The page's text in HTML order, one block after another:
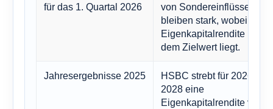
für das 1. Quartal 2026
von Sondereinflüssen
bleiben stark, wobei die
Eigenkapitalrendite über
dem Zielwert liegt.
Jahresergebnisse 2025
HSBC strebt für 2026-
2028 eine
Eigenkapitalrendite von